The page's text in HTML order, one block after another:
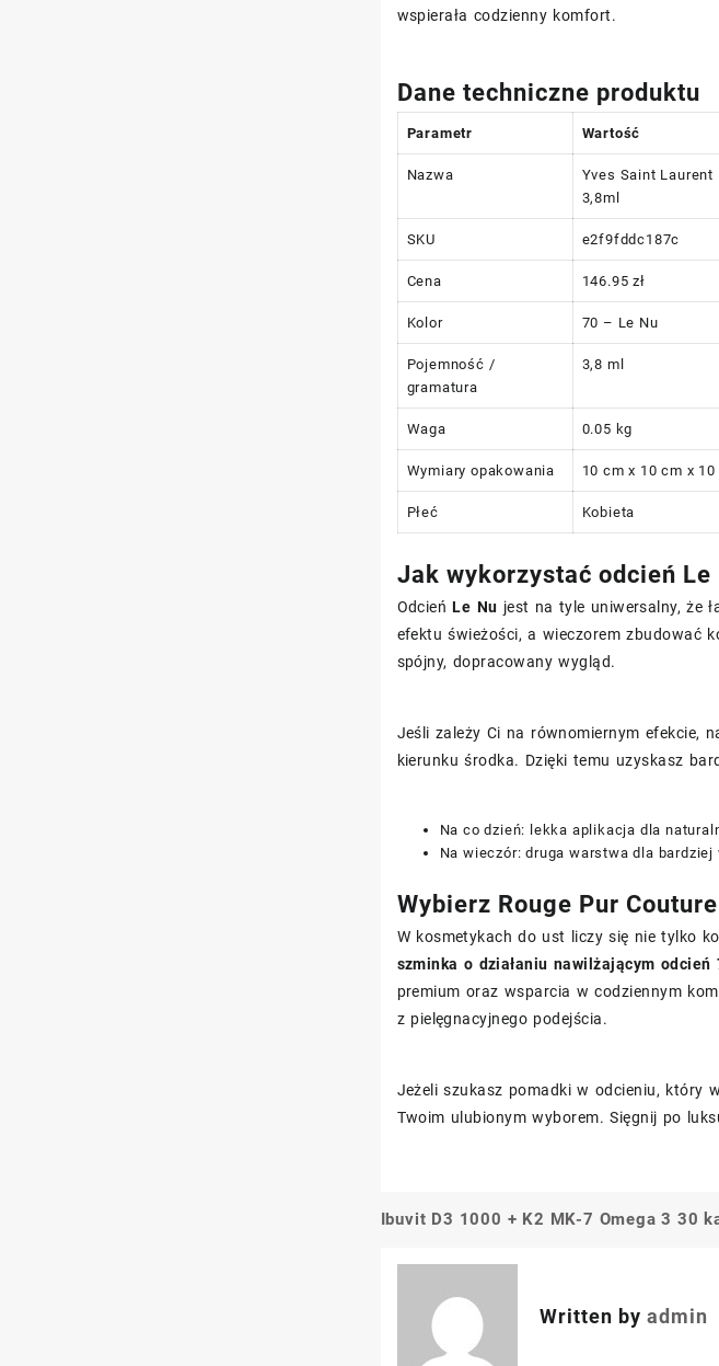
wspierała codzienny komfort.
Dane techniczne produktu
Parametr Wartość
Nazwa
Yves Saint Laurent
3,8ml
SKU e2f9fddc187c
Cena 146.95 zł
Kolor 70 – Le Nu
Pojemność /
gramatura
3,8 ml
Waga 0.05 kg
Wymiary opakowania 10 cm x 10 cm x 10
Płeć Kobieta
Jak wykorzystać odcień
OdcieńLe Nu jest na tyle uniwersalny, że
efektu świeżości, a wieczorem zbudować
spójny, dopracowany wygląd.
Jeśli zależy Ci na równomiernym efekcie,
kierunku środka. Dzięki temu uzyskasz
Na co dzień: lekka aplikacja dla
Na wieczór: druga warstwa dla bardziej
Wybierz Rouge Pur
W kosmetykach do ust liczy się nie tylko
szminka o działaniu nawilżającym odcień
premium oraz wsparcia w codziennym
z pielęgnacyjnego podejścia.
Jeżeli szukasz pomadki w odcieniu, który
Twoim ulubionym wyborem. Sięgnij po
Nawigacja
wpisu
Ibuvit D3 1000 + K2 MK-7 Omega 3 30
Written by admin